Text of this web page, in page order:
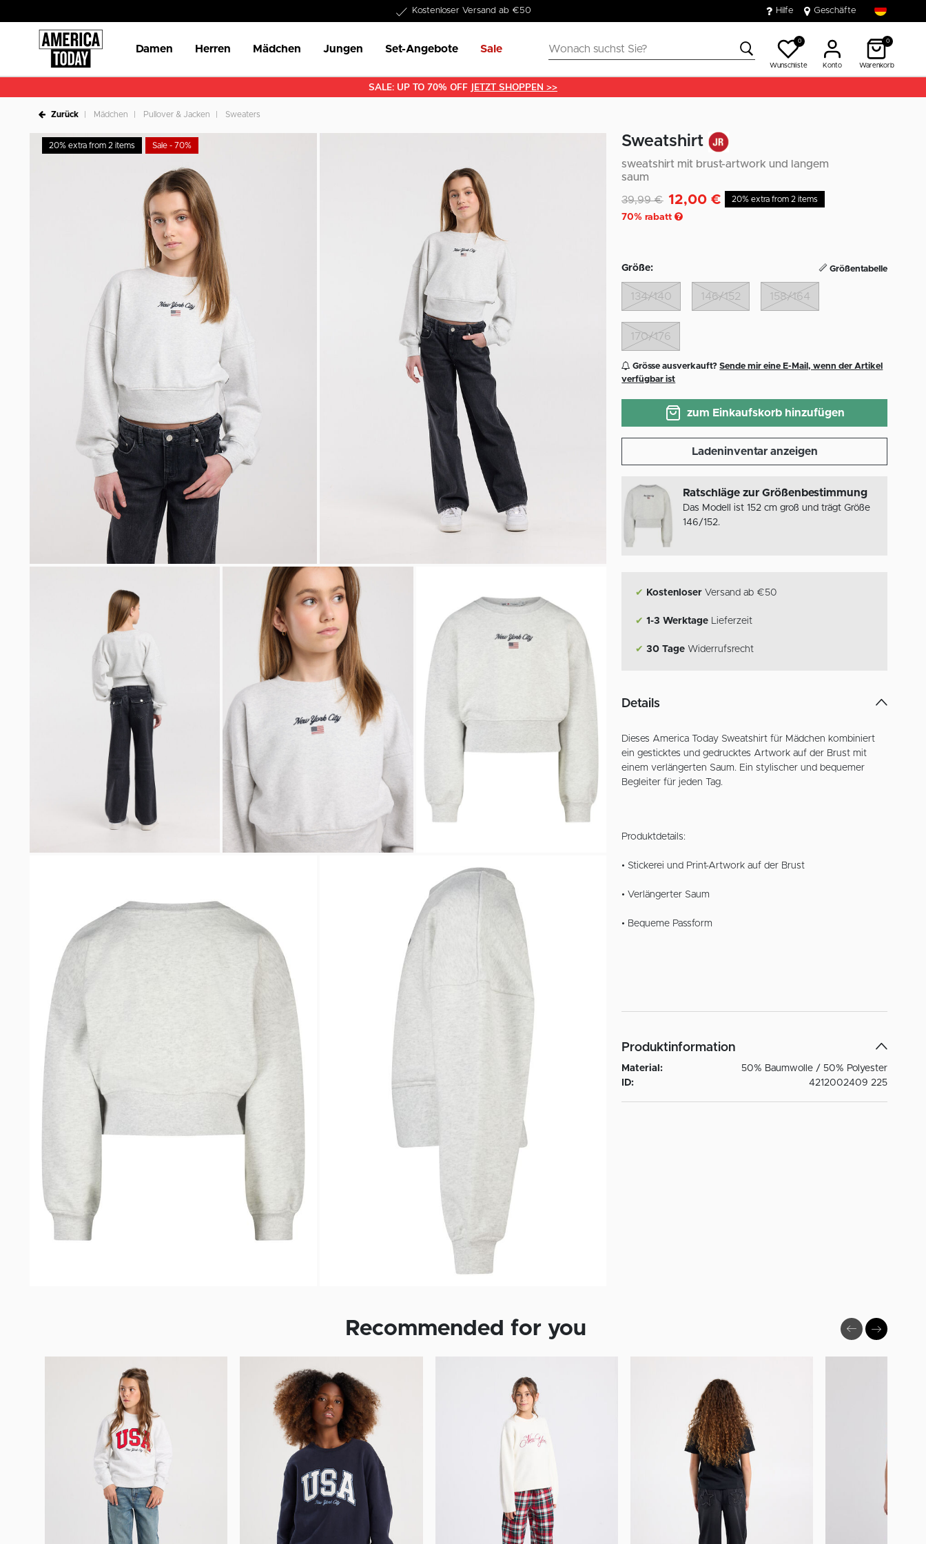
1-3 Werktage Lieferzeit Hilfe Geschäfte
Damen Herren Mädchen Jungen Set-Angebote Sale
0
Wunschliste Konto
0
Warenkorb
SALE: UP TO 70% OFF JETZT SHOPPEN >>
Zurück Mädchen Pullover & Jacken Sweaters
20% extra from 2 items Sale - 70% Sweatshirt
sweatshirt mit brust-artwork und langem
saum
Reduziert von
39,99 €auf12,00 €
70% rabatt
20% extra from 2 items
Größe: Größentabelle
134/140 146/152 158/164
170/176
Grösse ausverkauft?Sende mir eine E-Mail, wenn der Artikel
verfügbar ist
zum Einkaufskorb hinzufügen
Ladeninventar anzeigen
Ratschläge zur Größenbestimmung
Das Modell ist 152 cm groß und trägt Größe
146/152.
✔ Kostenloser Versand ab €50
✔ 1-3 Werktage Lieferzeit
✔ 30 Tage Widerrufsrecht
Details
Dieses America Today Sweatshirt für Mädchen kombiniert
ein gesticktes und gedrucktes Artwork auf der Brust mit
einem verlängerten Saum. Ein stylischer und bequemer
Begleiter für jeden Tag.
Produktdetails:
• Stickerei und Print-Artwork auf der Brust
• Verlängerter Saum
• Bequeme Passform
Produktinformation
Material:
50% Baumwolle / 50% Polyester
ID:
4212002409 225
Recommended for you